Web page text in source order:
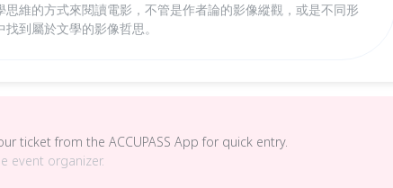
維的方式來閱讀電影，不管是作者論的影像縱觀，或是不同形
到屬於文學的影像哲思。
ticket from the ACCUPASS App for quick entry.
event organizer.